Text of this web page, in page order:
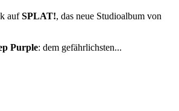
aufSPLAT!, das neue Studioalbum von
Purple: dem gefährlichsten...